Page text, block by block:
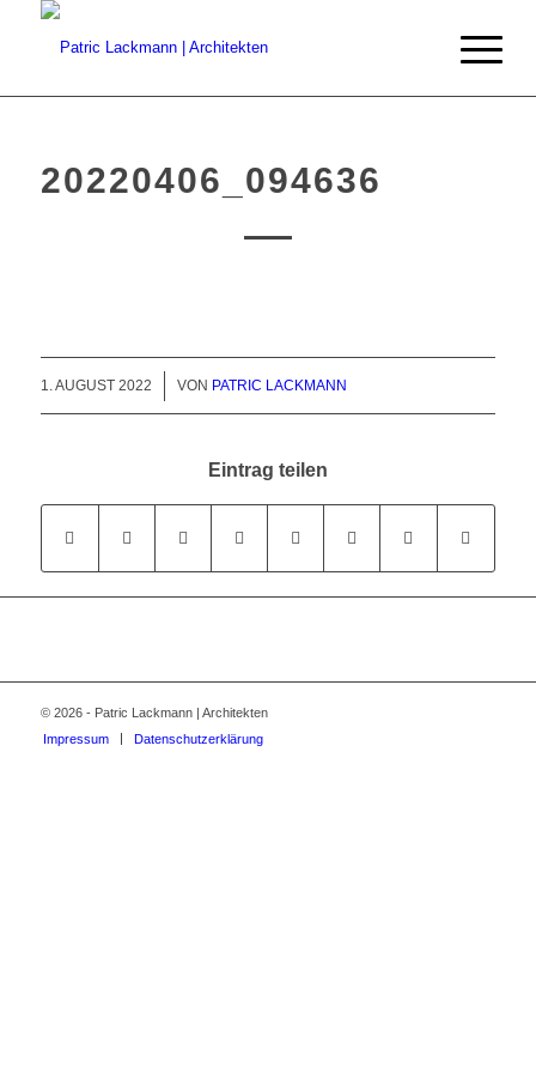
20220406_094636
1. AUGUST 2022 VON PATRIC LACKMANN
Eintrag teilen
© 2026 - Patric Lackmann | Architekten
Impressum
Datenschutzerklärung